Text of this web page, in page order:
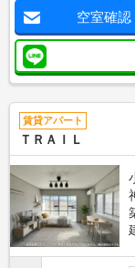
空室確認
賃貸アパート
ＴＲＡＩＬ